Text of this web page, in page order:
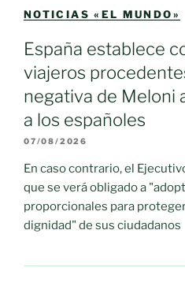
NOTICIAS «EL MUNDO»
España establece
viajeros
negativa de Meloni
a los españoles
07/08/2026
En caso contrario, el
que se verá obligado a
proporcionales para
dignidad" de sus ciudadanos